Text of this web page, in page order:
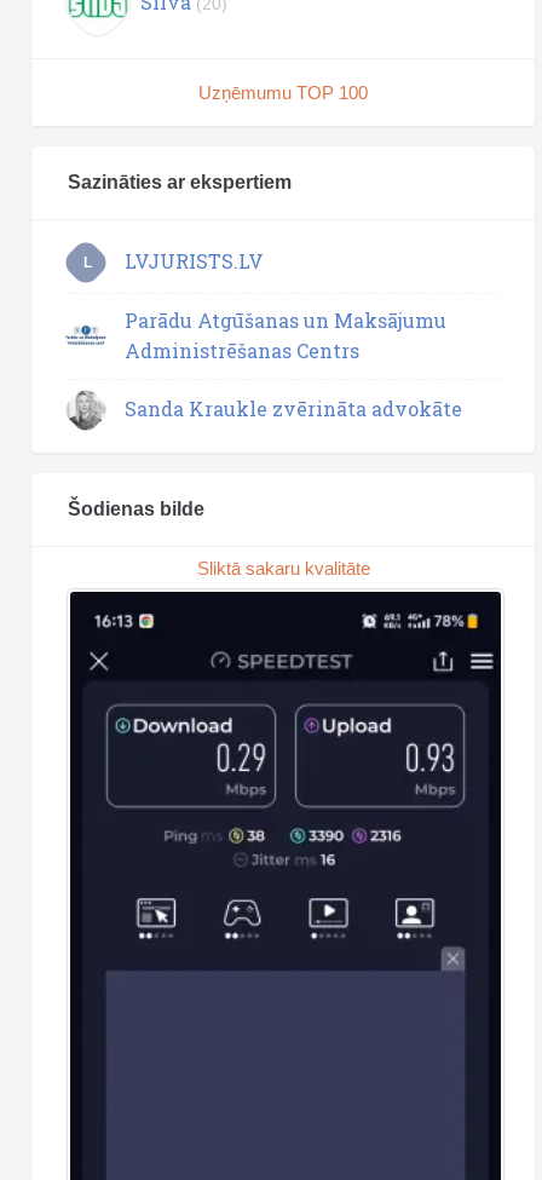
Uzņēmumu TOP 100
Sazināties ar ekspertiem
L LVJURISTS.LV
Parādu Atgūšanas un Maksājumu
Administrēšanas Centrs
Sanda Kraukle zvērināta advokāte
Šodienas bilde
Sliktā sakaru kvalitāte